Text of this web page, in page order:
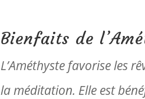
Bienfaits de
L’Améthyste favorise les
la méditation. Elle est